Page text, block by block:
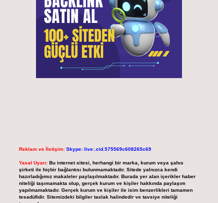
Reklam ve İletişim: Skype: live:.cid.575569c608265c69
Yasal Uyarı: Bu internet sitesi, herhangi bir marka, kurum veya şahıs
şirketi ile hiçbir bağlantısı bulunmamaktadır. Sitede yalnızca kendi
hazırladığımız makaleler paylaşılmaktadır. Burada yer alan içerikler haber
niteliği taşımamakta olup, gerçek kurum ve kişiler hakkında paylaşım
yapılmamaktadır. Gerçek kurum ve kişiler ile isim benzerlikleri tamamen
tesadüfidir. Sitemizdeki bilgiler taslak halindedir ve tavsiye niteliği